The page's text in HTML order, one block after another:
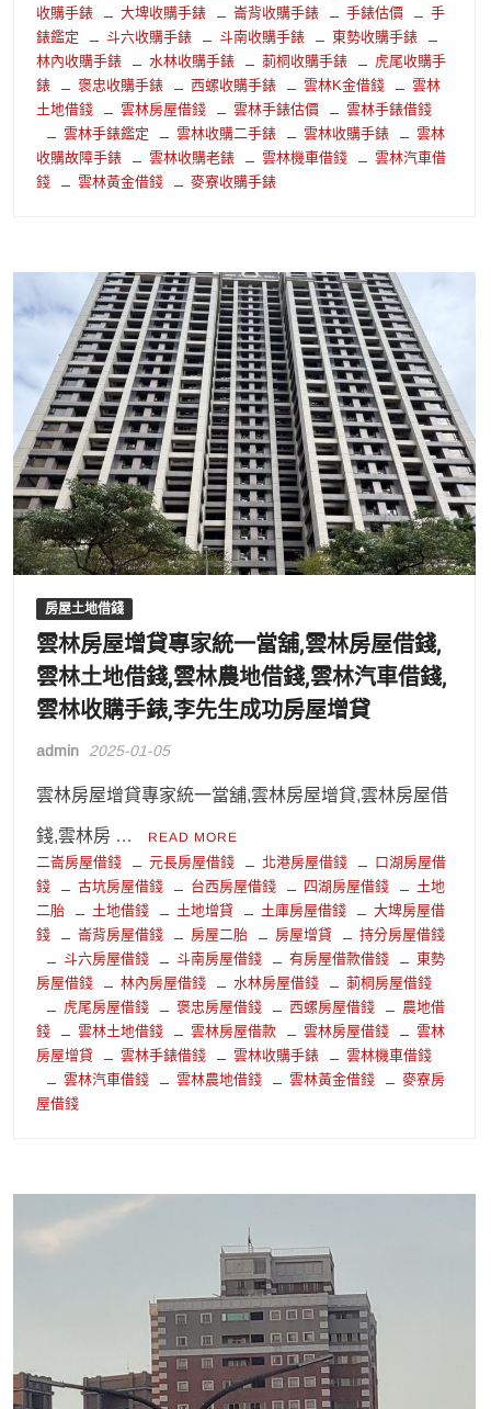
收購手錶
大埤收購手錶 崙背收購手錶 手錶估價
手
錶鑑定
斗六收購手錶 斗南收購手錶
東勢收購手錶
林內收購手錶
水林收購手錶 莿桐收購手錶
虎尾收購手
錶
褒忠收購手錶 西螺收購手錶 雲林K金借錢
雲林
土地借錢
雲林房屋借錢 雲林手錶估價
雲林手錶借錢
雲林手錶鑑定
雲林收購二手錶 雲林收購手錶
雲林
收購故障手錶
雲林收購老錶 雲林機車借錢
雲林汽車借
錢
雲林黃金借錢 麥寮收購手錶
房屋土地借錢
雲林房屋增貸專家統一當舖,雲林房屋借錢,
雲林土地借錢,雲林農地借錢,雲林汽車借錢,
雲林收購手錶,李先生成功房屋增貸
admin 2025-01-05
雲林房屋增貸專家統一當舖,雲林房屋增貸,雲林房屋借
錢,雲林房 … READ MORE
二崙房屋借錢 元長房屋借錢 北港房屋借錢
口湖房屋借
錢
古坑房屋借錢 台西房屋借錢 四湖房屋借錢
土地
二胎
土地借錢 土地增貸 土庫房屋借錢
大埤房屋借
錢
崙背房屋借錢 房屋二胎 房屋增貸
持分房屋借錢
斗六房屋借錢
斗南房屋借錢 有房屋借款借錢
東勢
房屋借錢
林內房屋借錢 水林房屋借錢
莿桐房屋借錢
虎尾房屋借錢
褒忠房屋借錢 西螺房屋借錢
農地借
錢
雲林土地借錢 雲林房屋借款 雲林房屋借錢
雲林
房屋增貸
雲林手錶借錢 雲林收購手錶
雲林機車借錢
雲林汽車借錢
雲林農地借錢 雲林黃金借錢
麥寮房
屋借錢